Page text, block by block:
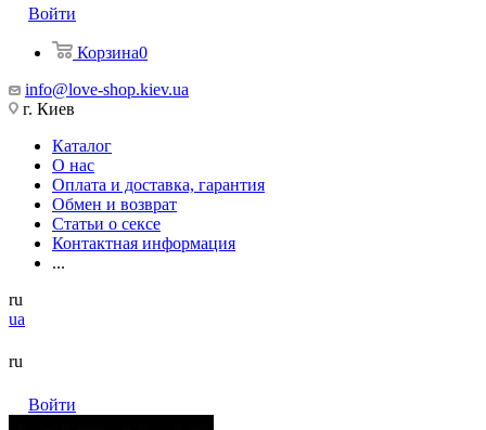
Войти
Корзина0
info@love-shop.kiev.ua
г. Киев
Каталог
О нас
Оплата и доставка, гарантия
Обмен и возврат
Статьи о сексе
Контактная информация
...
ru
ua
ru
Войти